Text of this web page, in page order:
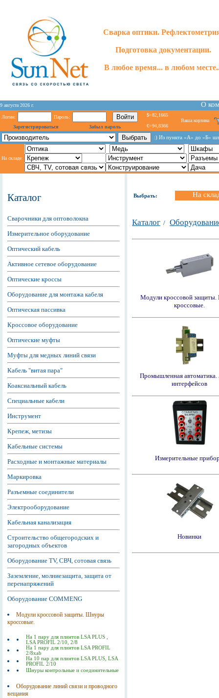
Сварка оптики.
Подготовка документации.
В любое время... в любом
9 августа 2026 г. О
Логин:
Пароль:
Зарегистрироваться
Забыл пароль
$=82,1665
€=94,8366
Ваша корзина
:) Из пункта «А» до «Б»
На складе:
Каталог
Сварочники для оптоволокна
Измерительное оборудование
Оптический кабель
Активное сетевое оборудование
Оптические кроссы
Оборудование для монтажа кабеля
Оптическая пассивка
Кроссовое оборудование
Оптические муфты
Муфты для медных линий связи
Кабель "витая пара"
Коаксиальный кабель
Специальные кабели
Инструмент
Крепеж, метизы
Кабельные системы
Расходные и монтажные материалы
Маркировка
Разъемные соединители
Электрооборудование
Кабельная канализация
Строительство общегородских и
загородных объектов
Оборудование TV, СВЧ, сотовая связь
Заземление, молниезащита, защита от
перенапряжений
Оборудование COMMENG
Модули кроссовой защиты. Шнуры
кроссовые.
На 1 пару для плинтов LSA PLUS ,
LSA PROFIL 2/10, 2/8
На 1 пару для плинтов LSA PROFIL
2/8xab
На 10 пар для плинтов LSA PLUS, LSA
PROFIL 2/10
Шнуры контрольные и соединительные
Оборудование линий связи и проводного
вещания
Выбрать: На
Каталог /
Модули кроссовой
кроссовые.
Промышленная автоматика.
интерфейсов
Измерительные
Новинки